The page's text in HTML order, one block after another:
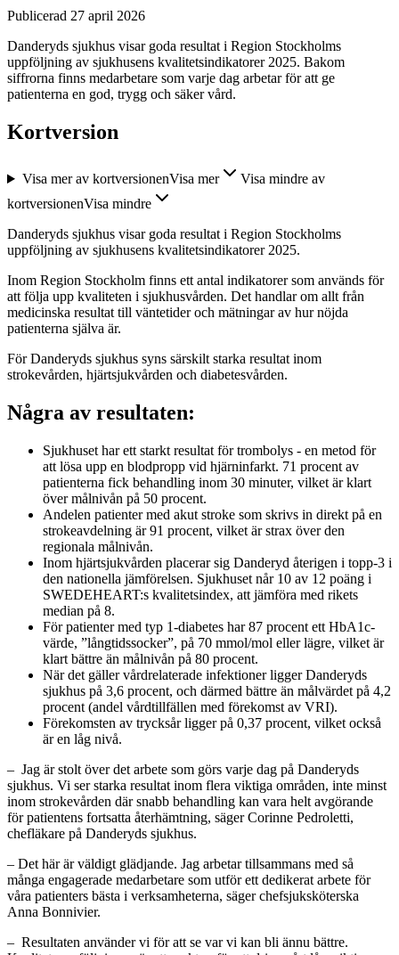
Publicerad 27 april 2026
Danderyds sjukhus visar goda resultat i Region Stockholms
uppföljning av sjukhusens kvalitetsindikatorer 2025. Bakom
siffrorna finns medarbetare som varje dag arbetar för att ge
patienterna en god, trygg och säker vård.
Kortversion
Visa mer av kortversionenVisa mer
Visa mindre av
kortversionenVisa mindre
Danderyds sjukhus visar goda resultat i Region Stockholms
uppföljning av sjukhusens kvalitetsindikatorer 2025.
Inom Region Stockholm finns ett antal indikatorer som används för
att följa upp kvaliteten i sjukhusvården. Det handlar om allt från
medicinska resultat till väntetider och mätningar av hur nöjda
patienterna själva är.
För Danderyds sjukhus syns särskilt starka resultat inom
strokevården, hjärtsjukvården och diabetesvården.
Några av resultaten:
Sjukhuset har ett starkt resultat för trombolys - en metod för
att lösa upp en blodpropp vid hjärninfarkt. 71 procent av
patienterna fick behandling inom 30 minuter, vilket är klart
över målnivån på 50 procent.
Andelen patienter med akut stroke som skrivs in direkt på en
strokeavdelning är 91 procent, vilket är strax över den
regionala målnivån.
Inom hjärtsjukvården placerar sig Danderyd återigen i topp-3 i
den nationella jämförelsen. Sjukhuset når 10 av 12 poäng i
SWEDEHEART:s kvalitetsindex, att jämföra med rikets
median på 8.
För patienter med typ 1-diabetes har 87 procent ett HbA1c-
värde, ”långtidssocker”, på 70 mmol/mol eller lägre, vilket är
klart bättre än målnivån på 80 procent.
När det gäller vårdrelaterade infektioner ligger Danderyds
sjukhus på 3,6 procent, och därmed bättre än målvärdet på 4,2
procent (andel vårdtillfällen med förekomst av VRI).
Förekomsten av trycksår ligger på 0,37 procent, vilket också
är en låg nivå.
– Jag är stolt över det arbete som görs varje dag på Danderyds
sjukhus. Vi ser starka resultat inom flera viktiga områden, inte minst
inom strokevården där snabb behandling kan vara helt avgörande
för patientens fortsatta återhämtning, säger Corinne Pedroletti,
chefläkare på Danderyds sjukhus.
– Det här är väldigt glädjande. Jag arbetar tillsammans med så
många engagerade medarbetare som utför ett dedikerat arbete för
våra patienters bästa i verksamheterna, säger chefsjuksköterska
Anna Bonnivier.
– Resultaten använder vi för att se var vi kan bli ännu bättre.